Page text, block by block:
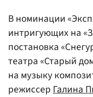
В номинации
интригующих на
постановка
театра «Старый
на музыку
режиссерГалина